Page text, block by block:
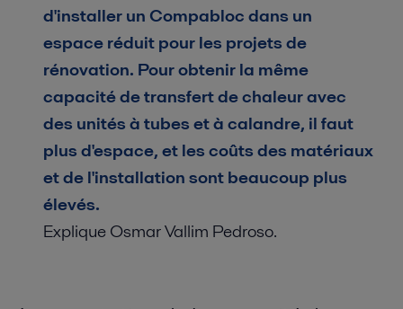
d'installer un Compabloc dans un
espace réduit pour les projets de
rénovation. Pour obtenir la même
capacité de transfert de chaleur avec
des unités à tubes et à calandre, il faut
plus d'espace, et les coûts des matériaux
et de l'installation sont beaucoup plus
élevés.
Explique Osmar Vallim Pedroso.